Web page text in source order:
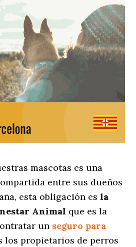
mascotas es una
entre sus dueños
esta obligación esla
Animal que es la
un seguro para
los propietarios de perros